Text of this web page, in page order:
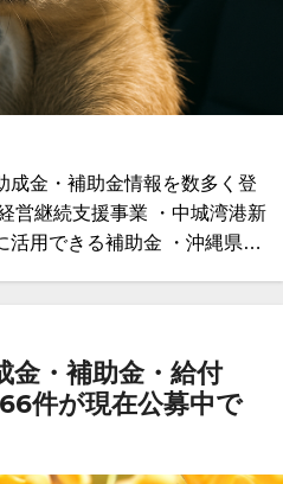
成金・補助金情報を数多く登
営継続支援事業 ・中城湾港新
活用できる補助金 ・沖縄県…
金・補助金・給付
が現在公募中で